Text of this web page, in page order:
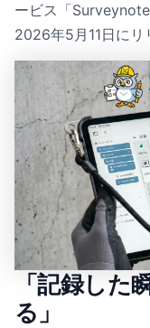
ービス「
2026年5月11日にリ
「記録した
る」